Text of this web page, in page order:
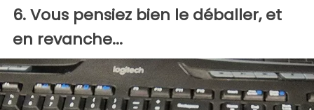
6. Vous pensiez bien le déballer, et
en revanche...